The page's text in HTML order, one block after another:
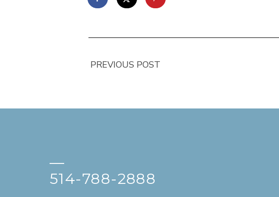
PREVIOUS POST
—
514-788-2888